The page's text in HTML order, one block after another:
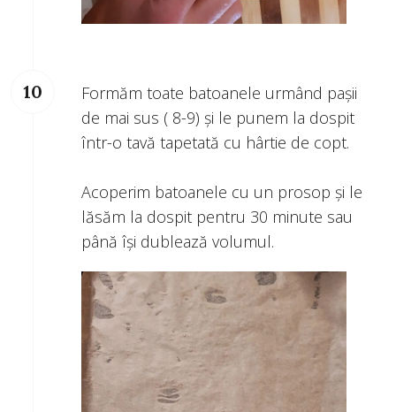
Formăm toate batoanele urmând pașii
de mai sus ( 8-9) și le punem la dospit
într-o tavă tapetată cu hârtie de copt.
Acoperim batoanele cu un prosop și le
lăsăm la dospit pentru 30 minute sau
până își dublează volumul.